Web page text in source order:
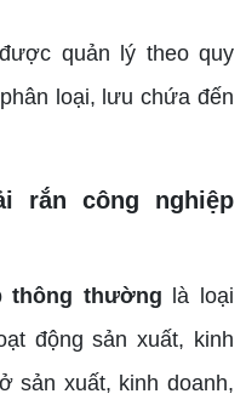
quản lý theo quy
loại, lưu chứa đến
rắn công nghiệp
thông thường là loại
động sản xuất, kinh
sản xuất, kinh doanh,